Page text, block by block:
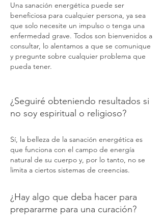
Una sanación energética puede ser
beneficiosa para cualquier persona, ya sea
que solo necesite un impulso o tenga una
enfermedad grave. Todos son bienvenidos a
consultar, lo alentamos a que se comunique
y pregunte sobre cualquier problema que
pueda tener.
¿Seguiré obteniendo resultados si
no soy espiritual o religioso?
Sí, la belleza de la sanación energética es
que funciona con el campo de energía
natural de su cuerpo y, por lo tanto, no se
limita a ciertos sistemas de creencias.
¿Hay algo que deba hacer para
prepararme para una curación?